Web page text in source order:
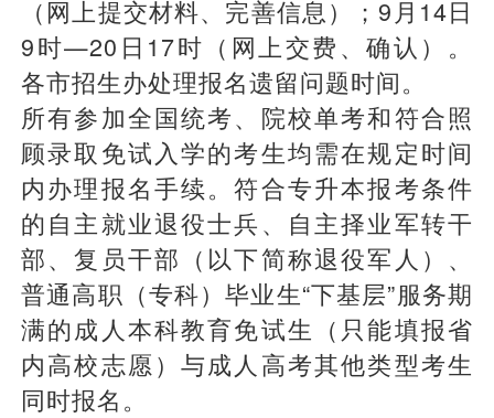
（网上提交材料、完善信息）；9月14日
9时—20日17时（网上交费、确认）。
各市招生办处理报名遗留问题时间。
所有参加全国统考、院校单考和符合照
顾录取免试入学的考生均需在规定时间
内办理报名手续。符合专升本报考条件
的自主就业退役士兵、自主择业军转干
部、复员干部（以下简称退役军人）、
普通高职（专科）毕业生“下基层”服务期
满的成人本科教育免试生（只能填报省
内高校志愿）与成人高考其他类型考生
同时报名。